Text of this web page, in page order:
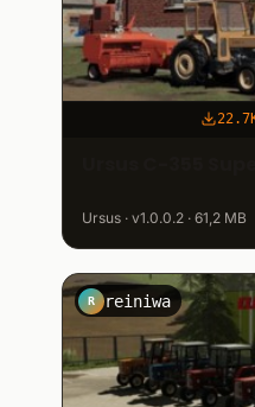
Ursus · v1.0.0.2 · 61,2 MB
R reiniwa